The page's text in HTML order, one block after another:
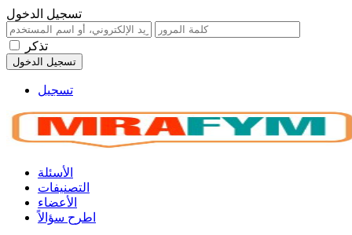
تسجيل الدخول
تذكر
تسجيل
الأسئلة
التصنيفات
الأعضاء
اطرح سؤالاً